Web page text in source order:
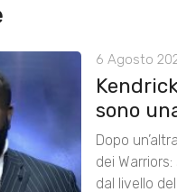
6 Agosto
sono
Dopo
dei
dal livello